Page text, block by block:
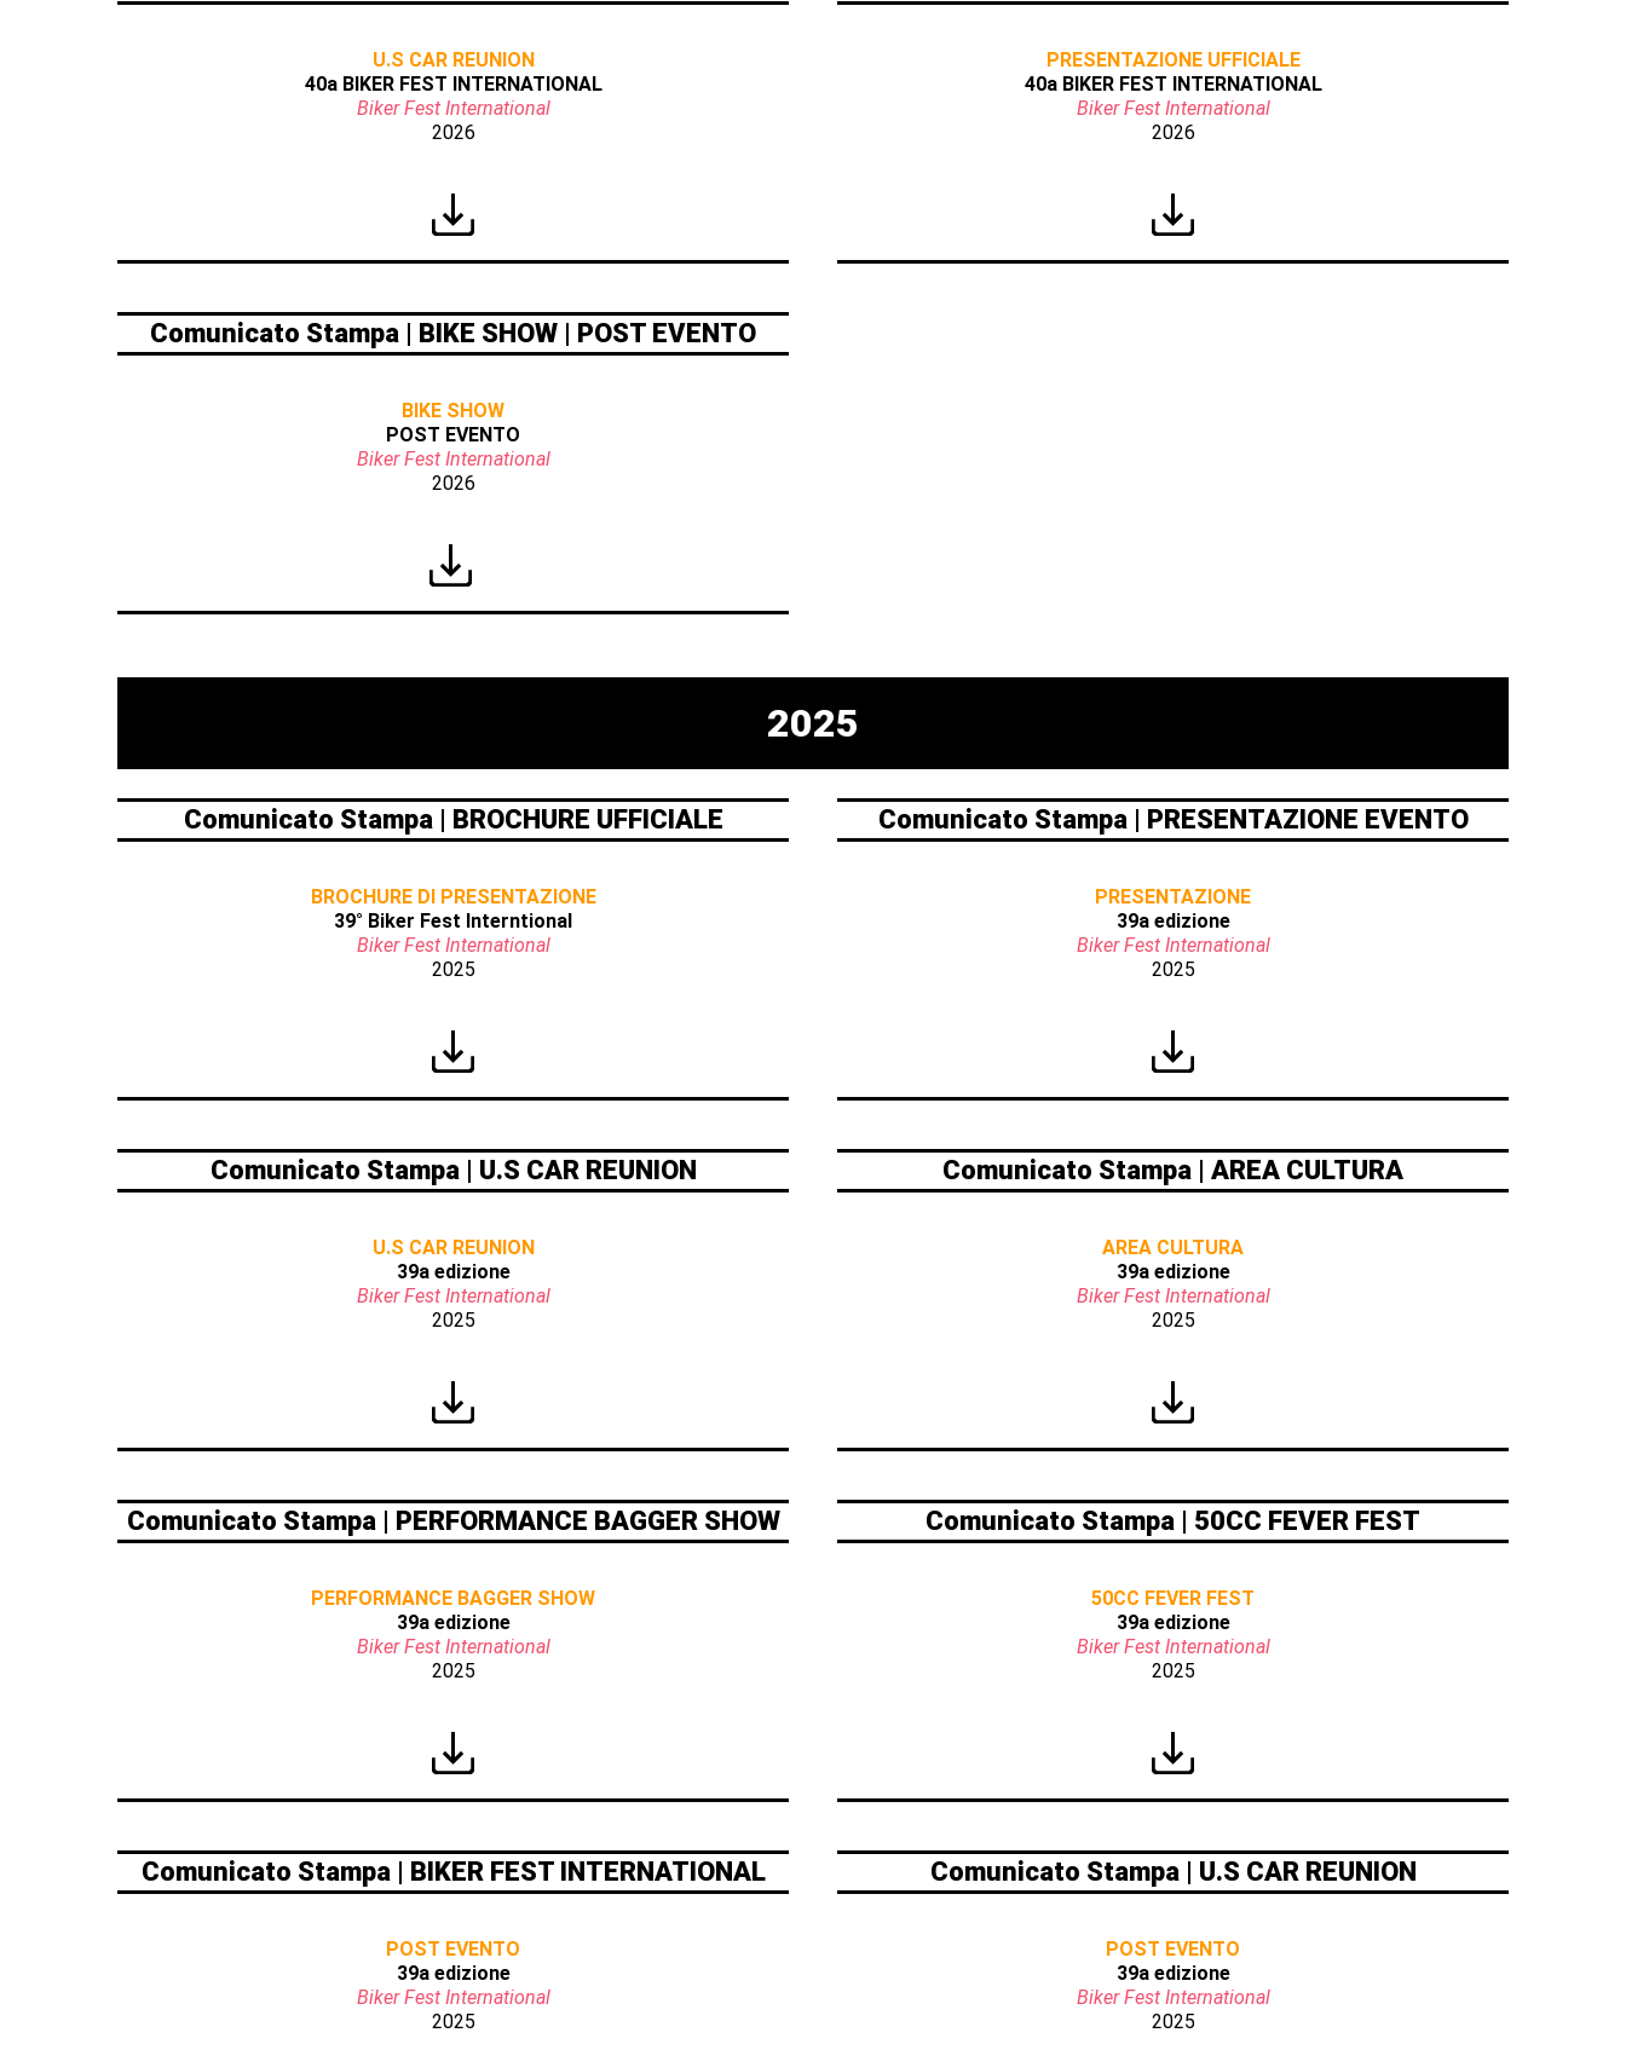
U.S CAR REUNION
40a BIKER FEST INTERNATIONAL
Biker Fest International
2026
PRESENTAZIONE UFFICIALE
40a BIKER FEST INTERNATIONAL
Biker Fest International
2026
Comunicato Stampa | BIKE SHOW | POST EVENTO
BIKE SHOW
POST EVENTO
Biker Fest International
2026
2025
Comunicato Stampa | BROCHURE UFFICIALE
BROCHURE DI PRESENTAZIONE
39° Biker Fest Interntional
Biker Fest International
2025
Comunicato Stampa | PRESENTAZIONE EVENTO
PRESENTAZIONE
39a edizione
Biker Fest International
2025
Comunicato Stampa | U.S CAR REUNION
U.S CAR REUNION
39a edizione
Biker Fest International
2025
Comunicato Stampa | AREA CULTURA
AREA CULTURA
39a edizione
Biker Fest International
2025
Comunicato Stampa | PERFORMANCE BAGGER SHOW
PERFORMANCE BAGGER SHOW
39a edizione
Biker Fest International
2025
Comunicato Stampa | 50CC FEVER FEST
50CC FEVER FEST
39a edizione
Biker Fest International
2025
Comunicato Stampa | BIKER FEST INTERNATIONAL
POST EVENTO
39a edizione
Biker Fest International
2025
Comunicato Stampa | U.S CAR REUNION
POST EVENTO
39a edizione
Biker Fest International
2025